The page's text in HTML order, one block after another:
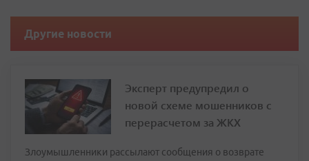
Другие новости
Эксперт предупредил о
новой схеме мошенников с
перерасчетом за ЖКХ
Злоумышленники рассылают сообщения о возврате